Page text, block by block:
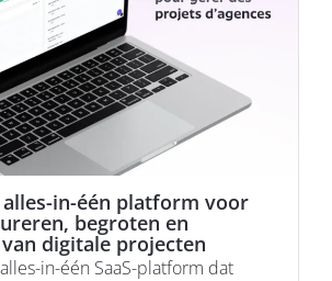
alles-in-één platform voor
begroten en
digitale projecten
in-één SaaS-platform dat